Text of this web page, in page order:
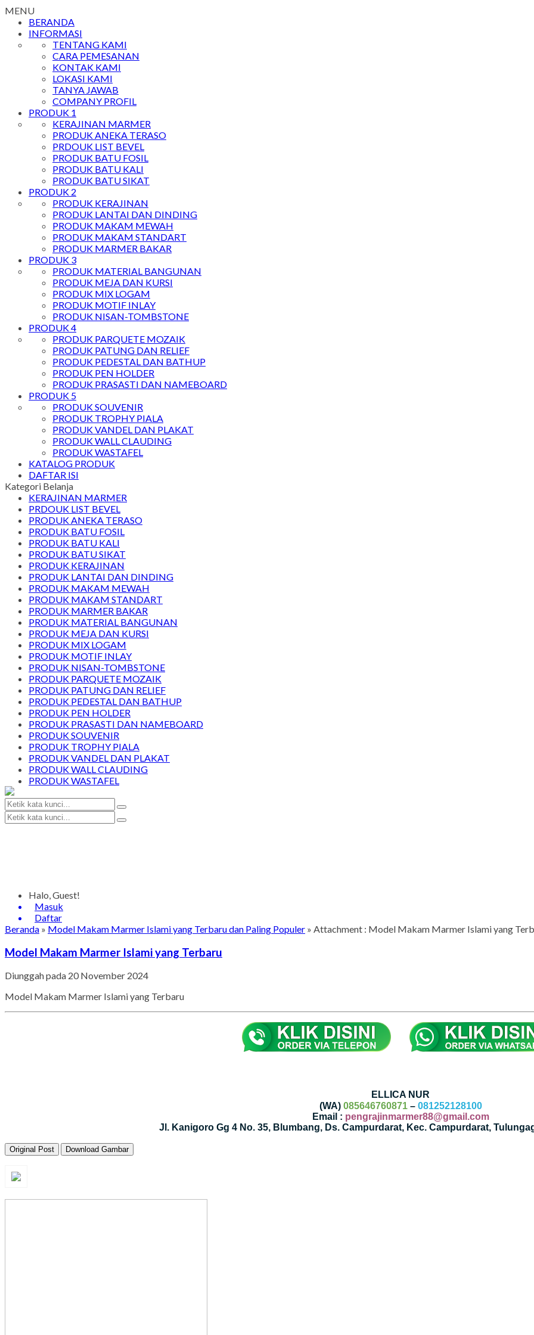
MENU
BERANDA
INFORMASI
TENTANG KAMI
CARA PEMESANAN
KONTAK KAMI
LOKASI KAMI
TANYA JAWAB
COMPANY PROFIL
PRODUK 1
KERAJINAN MARMER
PRODUK ANEKA TERASO
PRDOUK LIST BEVEL
PRODUK BATU FOSIL
PRODUK BATU KALI
PRODUK BATU SIKAT
PRODUK 2
PRODUK KERAJINAN
PRODUK LANTAI DAN DINDING
PRODUK MAKAM MEWAH
PRODUK MAKAM STANDART
PRODUK MARMER BAKAR
PRODUK 3
PRODUK MATERIAL BANGUNAN
PRODUK MEJA DAN KURSI
PRODUK MIX LOGAM
PRODUK MOTIF INLAY
PRODUK NISAN-TOMBSTONE
PRODUK 4
PRODUK PARQUETE MOZAIK
PRODUK PATUNG DAN RELIEF
PRODUK PEDESTAL DAN BATHUP
PRODUK PEN HOLDER
PRODUK PRASASTI DAN NAMEBOARD
PRODUK 5
PRODUK SOUVENIR
PRODUK TROPHY PIALA
PRODUK VANDEL DAN PLAKAT
PRODUK WALL CLAUDING
PRODUK WASTAFEL
KATALOG PRODUK
DAFTAR ISI
Kategori Belanja
KERAJINAN MARMER
PRDOUK LIST BEVEL
PRODUK ANEKA TERASO
PRODUK BATU FOSIL
PRODUK BATU KALI
PRODUK BATU SIKAT
PRODUK KERAJINAN
PRODUK LANTAI DAN DINDING
PRODUK MAKAM MEWAH
PRODUK MAKAM STANDART
PRODUK MARMER BAKAR
PRODUK MATERIAL BANGUNAN
PRODUK MEJA DAN KURSI
PRODUK MIX LOGAM
PRODUK MOTIF INLAY
PRODUK NISAN-TOMBSTONE
PRODUK PARQUETE MOZAIK
PRODUK PATUNG DAN RELIEF
PRODUK PEDESTAL DAN BATHUP
PRODUK PEN HOLDER
PRODUK PRASASTI DAN NAMEBOARD
PRODUK SOUVENIR
PRODUK TROPHY PIALA
PRODUK VANDEL DAN PLAKAT
PRODUK WALL CLAUDING
PRODUK WASTAFEL
Halo, Guest!
Masuk
Daftar
Beranda » Model Makam Marmer Islami yang Terbaru dan Paling Populer » Attachment : Model Makam Marmer Islami yang
Model Makam Marmer Islami yang Terbaru
Diunggah pada 20 November 2024
Model Makam Marmer Islami yang Terbaru
ELLICA NUR
(WA) 085646760871– 081252128100
Email : pengrajinmarmer88@gmail.com
Jl. Kanigoro Gg 4 No. 35, Blumbang, Ds. Campurdarat, Kec. Campurdarat,
Original Post Download Gambar